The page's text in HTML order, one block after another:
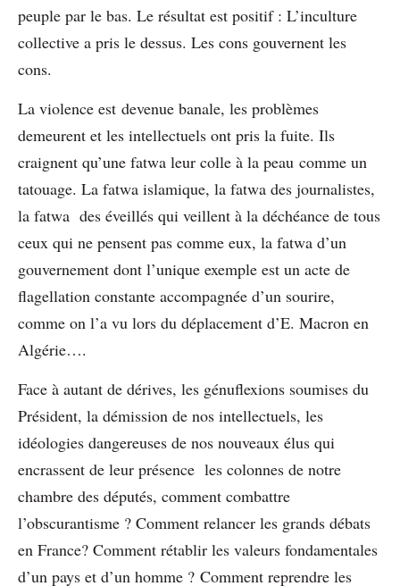
peuple par le bas. Le résultat est positif : L’inculture
collective a pris le dessus. Les cons gouvernent les
cons.
La violence est devenue banale, les problèmes
demeurent et les intellectuels ont pris la fuite. Ils
craignent qu’une fatwa leur colle à la peau comme un
tatouage. La fatwa islamique, la fatwa des journalistes,
la fatwa des éveillés qui veillent à la déchéance de tous
ceux qui ne pensent pas comme eux, la fatwa d’un
gouvernement dont l’unique exemple est un acte de
flagellation constante accompagnée d’un sourire,
comme on l’a vu lors du déplacement d’E. Macron en
Algérie….
Face à autant de dérives, les génuflexions soumises du
Président, la démission de nos intellectuels, les
idéologies dangereuses de nos nouveaux élus qui
encrassent de leur présence les colonnes de notre
chambre des députés, comment combattre
l’obscurantisme ? Comment relancer les grands débats
en France? Comment rétablir les valeurs fondamentales
d’un pays et d’un homme ? Comment reprendre les